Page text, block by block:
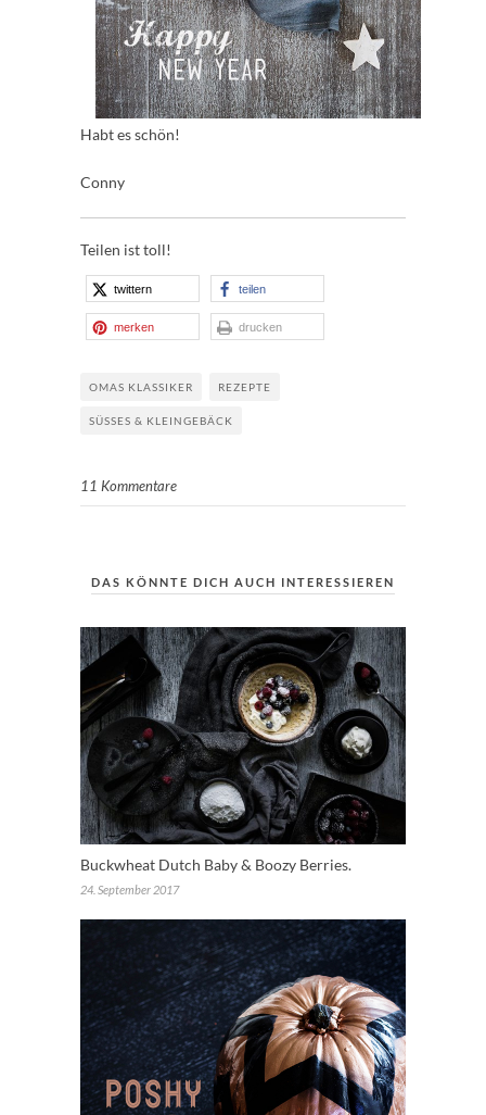
Habt es schön!
Conny
Teilen ist toll!
twittern teilen
merken drucken
OMAS KLASSIKER REZEPTE
SÜSSES & KLEINGEBÄCK
11 Kommentare
DAS KÖNNTE DICH AUCH INTERESSIEREN
Buckwheat Dutch Baby & Boozy Berries.
24. September 2017